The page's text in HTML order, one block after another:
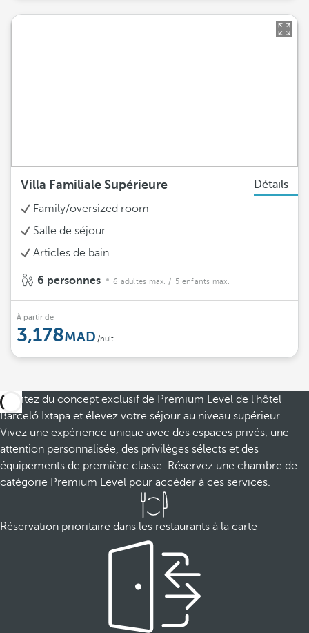
Villa Familiale Supérieure
Détails
Family/oversized room
Salle de séjour
Articles de bain
6 personnes 6 adultes max. / 5 enfants max.
À partir de
3,178 /nuit
Profitez du concept exclusif de Premium Level de l'hôtel
Barceló Ixtapa et élevez votre séjour au niveau supérieur.
Vivez une expérience unique avec des espaces privés, une
attention personnalisée, des privilèges sélects et des
équipements de première classe. Réservez une chambre de
catégorie Premium Level pour accéder à ces services.
Réservation prioritaire dans les restaurants à la carte